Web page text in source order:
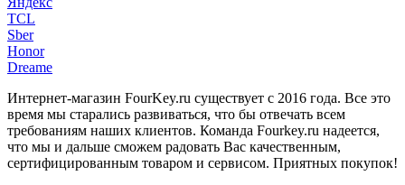
TCL
Sber
Honor
Dreame
Интернет-магазин FourKey.ru существует с 2016 года. Все это
время мы старались развиваться, что бы отвечать всем
требованиям наших клиентов. Команда Fourkey.ru надеется,
что мы и дальше сможем радовать Вас качественным,
сертифицированным товаром и сервисом. Приятных покупок!